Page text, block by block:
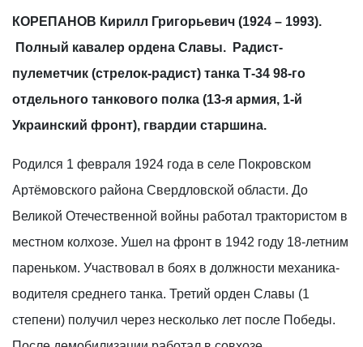
КОРЕПАНОВ Кирилл Григорьевич (1924 – 1993).
Полный кавалер ордена Славы. Радист-
пулеметчик (стрелок-радист) танка Т-34 98-го
отдельного танкового полка (13-я армия, 1-й
Украинский фронт), гвардии старшина.
Родился 1 февраля 1924 года в селе Покровском
Артёмовского района Свердловской области. До
Великой Отечественной войны работал трактористом в
местном колхозе. Ушел на фронт в 1942 году 18-летним
пареньком. Участвовал в боях в должности механика-
водителя среднего танка. Третий орден Славы (1
степени) получил через несколько лет после Победы.